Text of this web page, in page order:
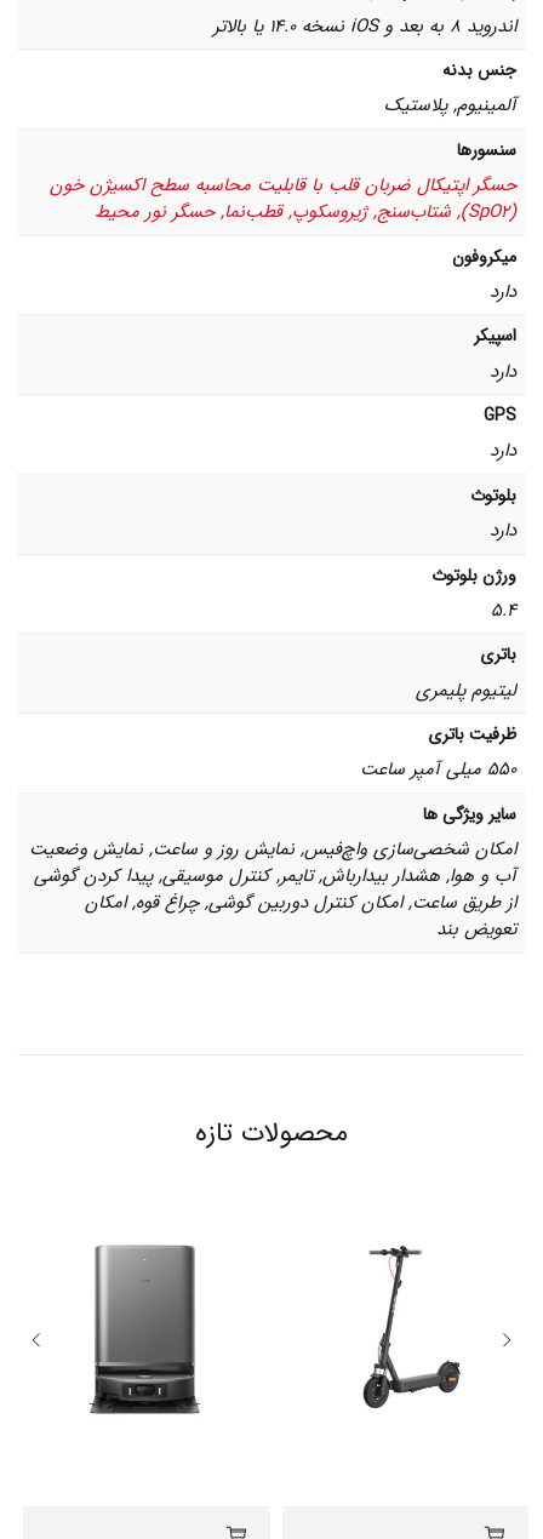
اندروید 8 به بعد و iOS نسخه 14.0 یا بالاتر
جنس بدنه
آلمینیوم, پلاستیک
سنسورها
حسگر اپتیکال ضربان قلب با قابلیت محاسبه سطح اکسیژن خون
(SpO2), شتاب‌سنج, ژیروسکوپ, قطب‌نما, حسگر نور محیط
میکروفون
دارد
اسپیکر
دارد
GPS
دارد
بلوتوث
دارد
ورژن بلوتوث
5.4
باتری
لیتیوم پلیمری
ظرفیت باتری
550 میلی آمپر ساعت
سایر ویژگی ها
امکان شخصی‌سازی واچ‌فیس, نمایش روز و ساعت, نمایش وضعیت
آب و هوا, هشدار بیدارباش, تایمر, کنترل موسیقی, پیدا کردن گوشی
از طریق ساعت, امکان کنترل دوربین گوشی, چراغ قوه, امکان
تعویض بند
محصولات تازه